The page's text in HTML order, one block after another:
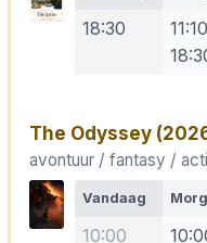
18:30
11:10
The Odyssey
avontuur / fantasy /
Vandaag
10:00